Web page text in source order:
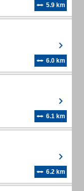
5.9 km
6.0 km
6.1 km
6.2 km